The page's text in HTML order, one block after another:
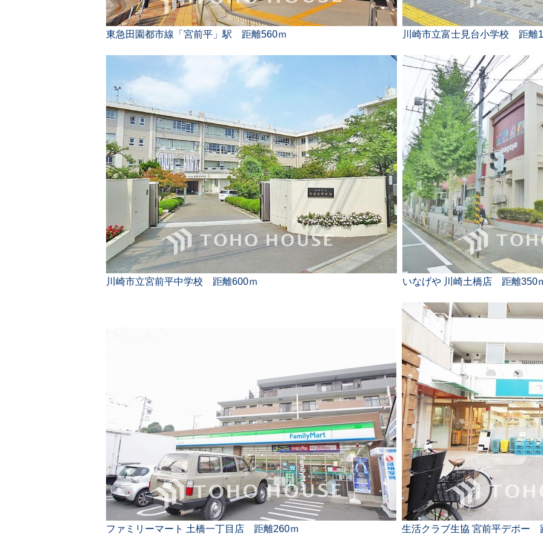
東急田園都市線「宮前平」駅 距離560ｍ 川崎市立富士見台小学校 距離
川崎市立宮前平中学校 距離600ｍ いなげや 川崎土橋店 距離350
ファミリーマート 土橋一丁目店 距離260ｍ 生活クラブ生協 宮前平デポー